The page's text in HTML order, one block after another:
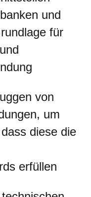
und
für
von
um
diese die
erfüllen